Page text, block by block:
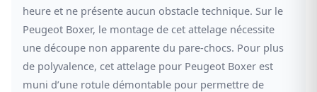
heure et ne présente aucun obstacle technique. Sur le
Peugeot Boxer, le montage de cet attelage nécessite
une découpe non apparente du pare-chocs. Pour plus
de polyvalence, cet attelage pour Peugeot Boxer est
muni d’une rotule démontable pour permettre de